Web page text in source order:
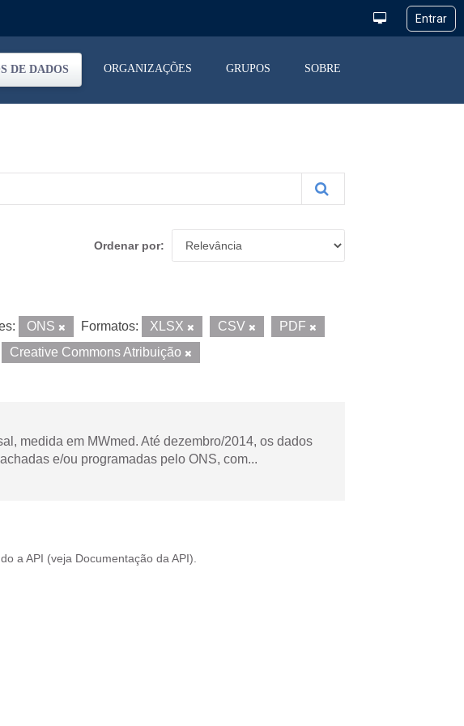
DE DADOS ORGANIZAÇÕES GRUPOS SOBRE
Ordenar por
ONS Formatos: XLSX CSV
PDF
Creative Commons Atribuição
medida em MWmed. Até dezembro/2014, os dados
e/ou programadas pelo ONS, com...
a API (veja Documentação da API ).